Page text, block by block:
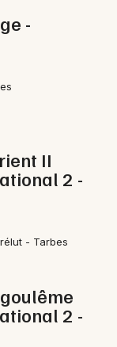
-
II
2 -
- Tarbes
2 -